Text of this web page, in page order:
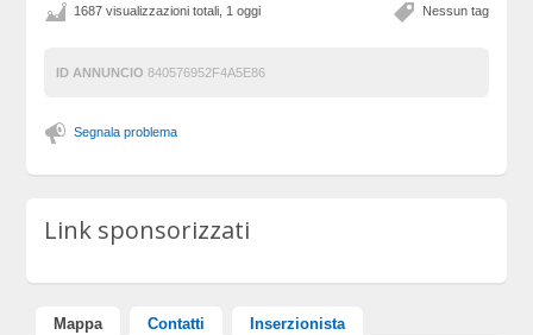
Nessun tag
1687 visualizzazioni totali, 1 oggi
ID ANNUNCIO 840576952F4A5E86
Segnala problema
Link sponsorizzati
Mappa Contatti Inserzionista